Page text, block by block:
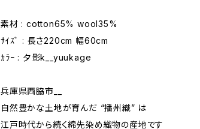
素材 : cotton65% wool35%
ｻｲｽﾞ : 長さ220cm 幅60cm
ｶﾗｰ : 夕影k__yuukage
兵庫県西脇市__
自然豊かな土地が育んだ “播州織” は
江戸時代から続く綿先染め織物の産地です